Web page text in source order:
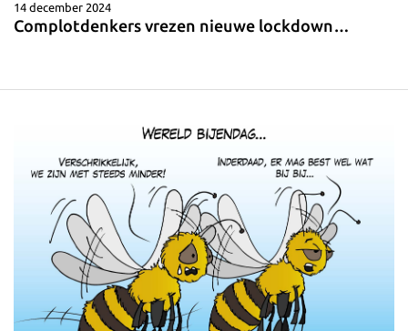
14 december 2024
Complotdenkers vrezen nieuwe lockdown…